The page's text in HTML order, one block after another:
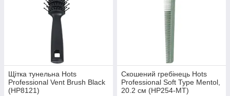
Щітка тунельна Hots
Professional Vent Brush Black
(HP8121)
Скошений гребінець Hots
Professional Soft Type Mentol,
20.2 см (HP254-MT)